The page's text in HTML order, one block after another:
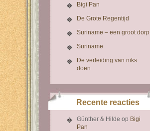
Bigi Pan
De Grote Regentijd
Suriname – een groot dorp
Suriname
De verleiding van niks
doen
Recente reacties
Günther & Hilde op Bigi
Pan